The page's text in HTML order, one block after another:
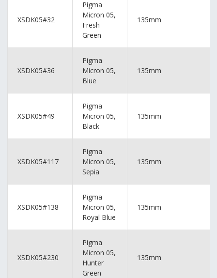
XSDK05#32
Pigma
Micron 05,
Fresh
Green
135mm
XSDK05#36
Pigma
Micron 05,
Blue
135mm
XSDK05#49
Pigma
Micron 05,
Black
135mm
XSDK05#117
Pigma
Micron 05,
Sepia
135mm
XSDK05#138
Pigma
Micron 05,
Royal Blue
135mm
XSDK05#230
Pigma
Micron 05,
Hunter
Green
135mm